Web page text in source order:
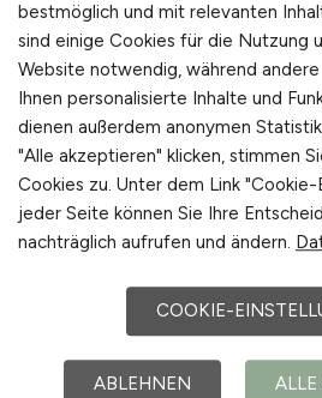
Social Media & Networks
Gleichberechtigung & Vielfalt
Arbeitgeber Kontakt
Karrierenetzwerk
bestmöglich und mit relevanten
sind einige Cookies für die Nutzung
Website notwendig, während
Ihnen personalisierte Inhalte und
dienen außerdem anonymen
"Alle akzeptieren" klicken, stimmen
Cookies zu. Unter dem Link
jeder Seite können Sie Ihre
nachträglich aufrufen und ändern.
COOKIE-
ABLEHNEN